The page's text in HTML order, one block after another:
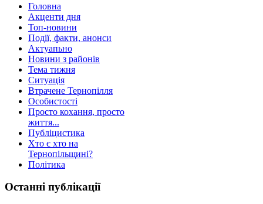
Головна
Акценти дня
Топ-новини
Події, факти, анонси
Актуапьно
Новини з районів
Тема тижня
Ситуація
Втрачене Тернопілля
Особистості
Просто кохання, просто
життя...
Публіцистика
Хто є хто на
Тернопільщині?
Політика
Останні публікації